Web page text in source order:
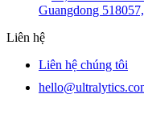
Guangdong
Liên hệ
Liên hệ chúng tôi